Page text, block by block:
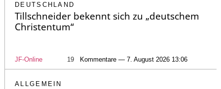
DEUTSCHLAND
Tillschneider bekennt sich zu „deutschem
Christentum“
JF-Online 19 Kommentare — 7. August 2026 13:06
ALLGEMEIN